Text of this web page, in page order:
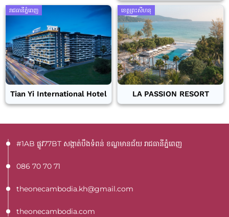
រាជធានីភ្នំពេញ
Tian Yi International Hotel
ខេត្តព្រះសីហនុ
LA PASSION RESORT
#1AB ផ្លូវ77BT​ សង្កាត់បឹងទំពន់ ខណ្ឌមានជ័យ រាជធានីភ្នំពេញ
086 70 70 71
theonecambodia.kh@gmail.com
theonecambodia.com